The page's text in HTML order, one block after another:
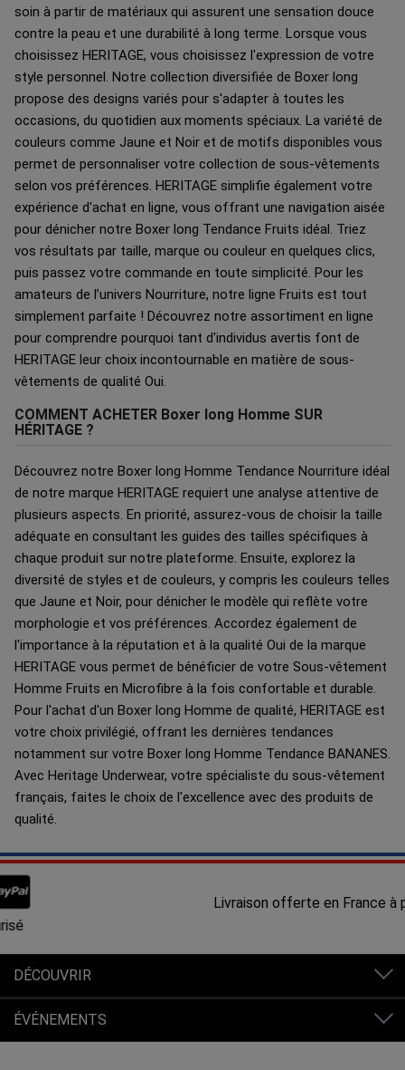
soin à partir de matériaux qui assurent une sensation douce
contre la peau et une durabilité à long terme. Lorsque vous
choisissez HERITAGE, vous choisissez l'expression de votre
style personnel. Notre collection diversifiée de Boxer long
propose des designs variés pour s'adapter à toutes les
occasions, du quotidien aux moments spéciaux. La variété de
couleurs comme Jaune et Noir et de motifs disponibles vous
permet de personnaliser votre collection de sous-vêtements
selon vos préférences. HERITAGE simplifie également votre
expérience d'achat en ligne, vous offrant une navigation aisée
pour dénicher notre Boxer long Tendance Fruits idéal. Triez
vos résultats par taille, marque ou couleur en quelques clics,
puis passez votre commande en toute simplicité. Pour les
amateurs de l’univers Nourriture, notre ligne Fruits est tout
simplement parfaite ! Découvrez notre assortiment en ligne
pour comprendre pourquoi tant d'individus avertis font de
HERITAGE leur choix incontournable en matière de sous-
vêtements de qualité Oui.
COMMENT ACHETER Boxer long Homme SUR
HÉRITAGE ?
Découvrez notre Boxer long Homme Tendance Nourriture idéal
de notre marque HERITAGE requiert une analyse attentive de
plusieurs aspects. En priorité, assurez-vous de choisir la taille
adéquate en consultant les guides des tailles spécifiques à
chaque produit sur notre plateforme. Ensuite, explorez la
diversité de styles et de couleurs, y compris les couleurs telles
que Jaune et Noir, pour dénicher le modèle qui reflète votre
morphologie et vos préférences. Accordez également de
l'importance à la réputation et à la qualité Oui de la marque
HERITAGE vous permet de bénéficier de votre Sous-vêtement
Homme Fruits en Microfibre à la fois confortable et durable.
Pour l'achat d'un Boxer long Homme de qualité, HERITAGE est
votre choix privilégié, offrant les dernières tendances
notamment sur votre Boxer long Homme Tendance BANANES.
Avec Heritage Underwear, votre spécialiste du sous-vêtement
français, faites le choix de l'excellence avec des produits de
qualité.
DÉCOUVRIR
ÉVÉNEMENTS